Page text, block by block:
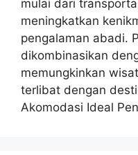
mulai dari
meningkatkan
pengalaman abadi.
dikombinasikan
memungkinkan
terlibat dengan
Akomodasi Ideal